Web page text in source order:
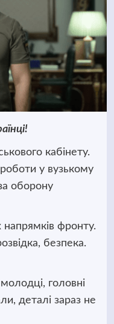
кабінету.
у вузькому
оборону
фронту.
безпека.
головні
деталі зараз не